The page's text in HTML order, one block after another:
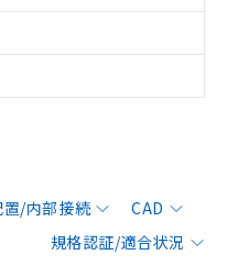
置/内部接続
CAD
規格認証/適合状況